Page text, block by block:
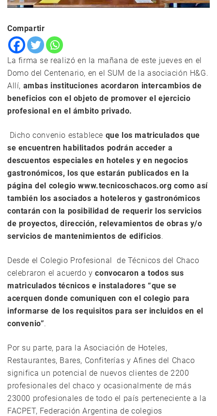
Compartir
La firma se realizó en la mañana de este jueves en el
Domo del Centenario, en el SUM de la asociación H&G.
Allí, ambas instituciones acordaron intercambios de
beneficios con el objeto de promover el ejercicio
profesional en el ámbito privado.
Dicho convenio establece que los matriculados que
se encuentren habilitados podrán acceder a
descuentos especiales en hoteles y en negocios
gastronómicos, los que estarán publicados en la
página del colegio www.tecnicoschacos.org como así
también los asociados a hoteleros y gastronómicos
contarán con la posibilidad de requerir los servicios
de proyectos, dirección, relevamientos de obras y/o
servicios de mantenimientos de edificios.
Desde el Colegio Profesional de Técnicos del Chaco
celebraron el acuerdo yconvocaron a todos sus
matriculados técnicos e instaladores “que se
acerquen donde comuniquen con el colegio para
informarse de los requisitos para ser incluidos en el
convenio”.
Por su parte, para la Asociación de Hoteles,
Restaurantes, Bares, Confiterías y Afines del Chaco
significa un potencial de nuevos clientes de 2200
profesionales del chaco y ocasionalmente de más
23000 profesionales de todo el país perteneciente a la
FACPET, Federación Argentina de colegios